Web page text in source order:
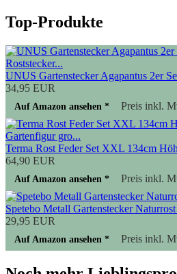
Top-Produkte
UNUS Gartenstecker Agapantus 2er
34,95 EUR
Auf Amazon ansehen * Preis inkl.
Terma Rost Feder Set XXL 134cm
64,90 EUR
Auf Amazon ansehen * Preis inkl.
Spetebo Metall Gartenstecker
29,95 EUR
Auf Amazon ansehen * Preis inkl.